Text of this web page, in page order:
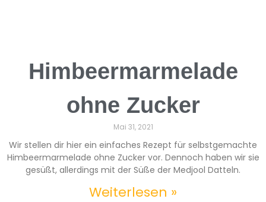
Himbeermarmelade
ohne Zucker
Mai 31, 2021
Wir stellen dir hier ein einfaches Rezept für selbstgemachte
Himbeermarmelade ohne Zucker vor. Dennoch haben wir sie
gesüßt, allerdings mit der Süße der Medjool Datteln.
Weiterlesen »